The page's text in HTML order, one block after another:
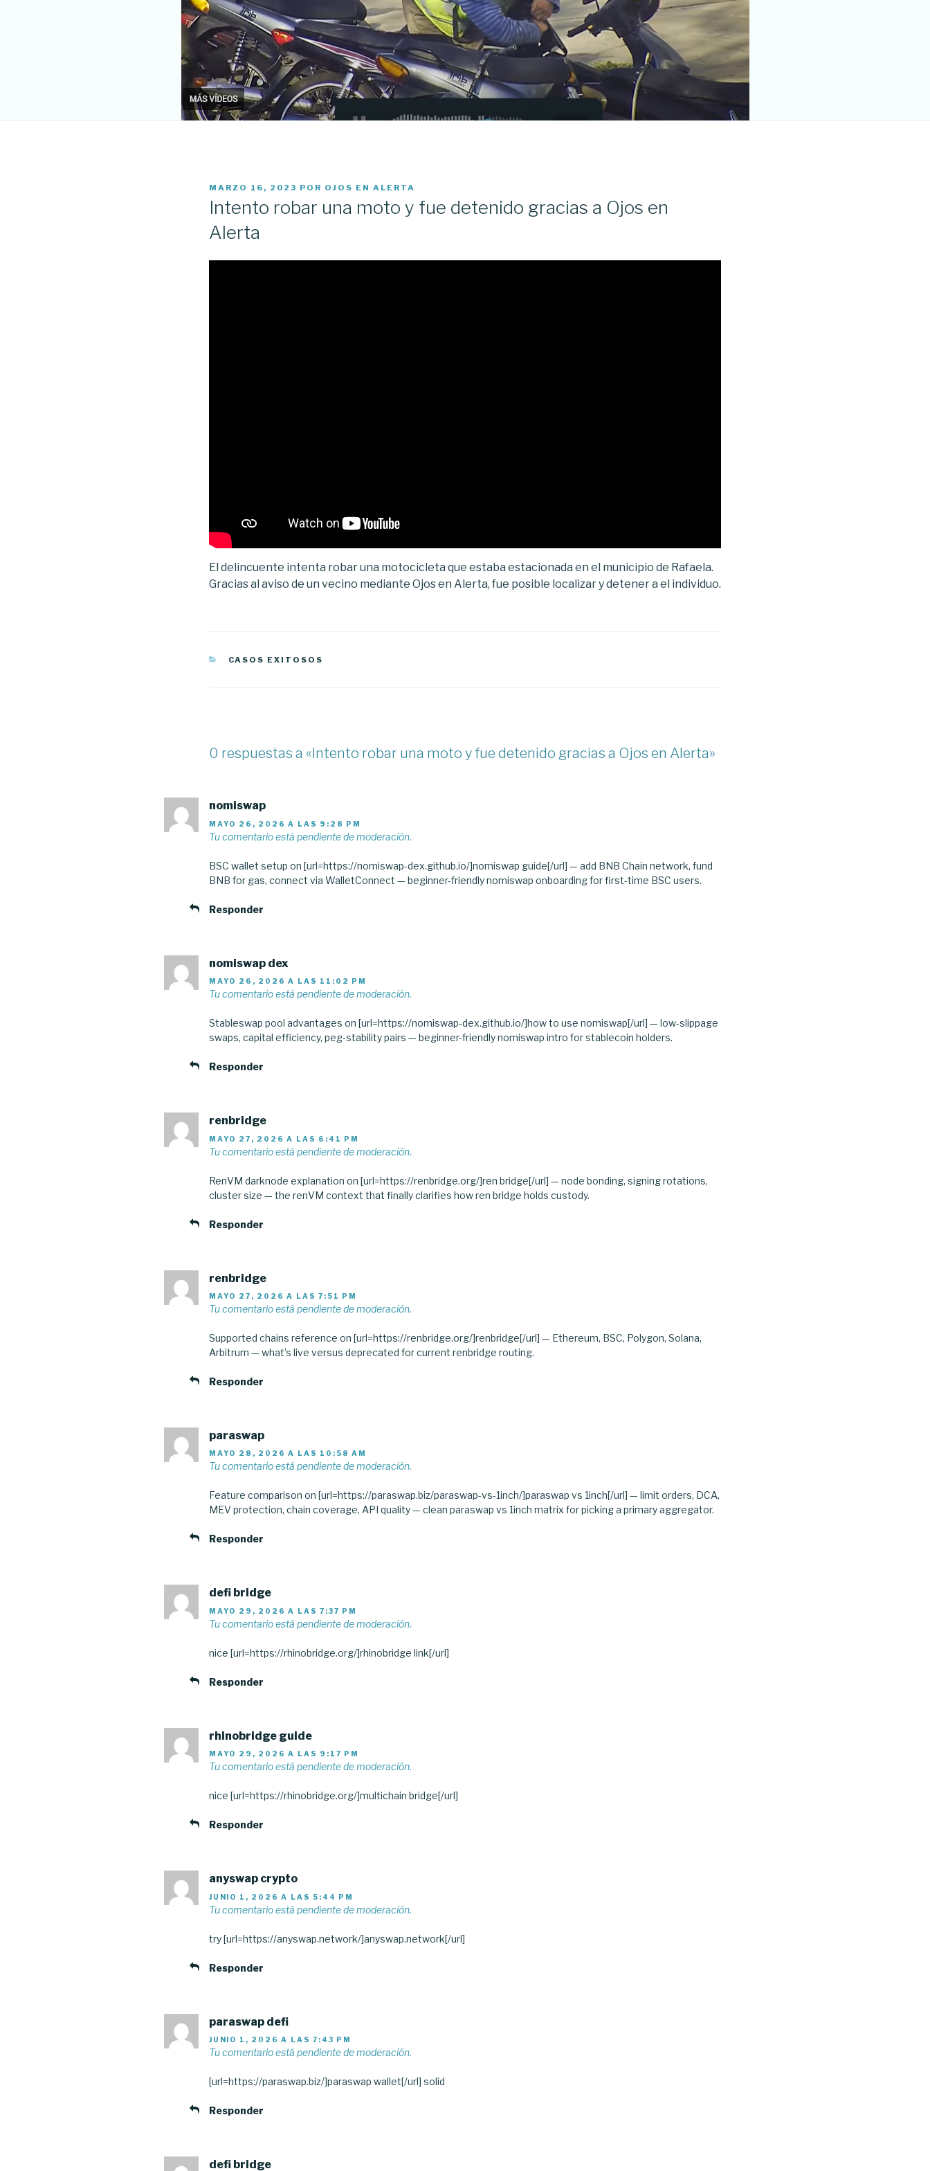
PUBLICADO
MARZO 16, 2023 POR OJOS EN ALERTA
Intento robar una moto y fue detenido gracias a Ojos en
Alerta
El delincuente intenta robar una motocicleta que estaba estacionada en el municipio de Rafaela.
Gracias al aviso de un vecino mediante Ojos en Alerta, fue posible localizar y detener a el individuo.
CATEGORÍAS
CASOS EXITOSOS
0 respuestas a «Intento robar una moto y fue detenido gracias a Ojos en Alerta»
nomiswap
MAYO 26, 2026 A LAS 9:28 PM
Tu comentario está pendiente de moderación.
BSC wallet setup on [url=https://nomiswap-dex.github.io/]nomiswap guide[/url] — add BNB Chain network, fund
BNB for gas, connect via WalletConnect — beginner-friendly nomiswap onboarding for first-time BSC users.
Responder
nomiswap dex
MAYO 26, 2026 A LAS 11:02 PM
Tu comentario está pendiente de moderación.
Stableswap pool advantages on [url=https://nomiswap-dex.github.io/]how to use nomiswap[/url] — low-slippage
swaps, capital efficiency, peg-stability pairs — beginner-friendly nomiswap intro for stablecoin holders.
Responder
renbridge
MAYO 27, 2026 A LAS 6:41 PM
Tu comentario está pendiente de moderación.
RenVM darknode explanation on [url=https://renbridge.org/]ren bridge[/url] — node bonding, signing rotations,
cluster size — the renVM context that finally clarifies how ren bridge holds custody.
Responder
renbridge
MAYO 27, 2026 A LAS 7:51 PM
Tu comentario está pendiente de moderación.
Supported chains reference on [url=https://renbridge.org/]renbridge[/url] — Ethereum, BSC, Polygon, Solana,
Arbitrum — what’s live versus deprecated for current renbridge routing.
Responder
paraswap
MAYO 28, 2026 A LAS 10:58 AM
Tu comentario está pendiente de moderación.
Feature comparison on [url=https://paraswap.biz/paraswap-vs-1inch/]paraswap vs 1inch[/url] — limit orders, DCA,
MEV protection, chain coverage, API quality — clean paraswap vs 1inch matrix for picking a primary aggregator.
Responder
defi bridge
MAYO 29, 2026 A LAS 7:37 PM
Tu comentario está pendiente de moderación.
nice [url=https://rhinobridge.org/]rhinobridge link[/url]
Responder
rhinobridge guide
MAYO 29, 2026 A LAS 9:17 PM
Tu comentario está pendiente de moderación.
nice [url=https://rhinobridge.org/]multichain bridge[/url]
Responder
anyswap crypto
JUNIO 1, 2026 A LAS 5:44 PM
Tu comentario está pendiente de moderación.
try [url=https://anyswap.network/]anyswap.network[/url]
Responder
paraswap defi
JUNIO 1, 2026 A LAS 7:43 PM
Tu comentario está pendiente de moderación.
[url=https://paraswap.biz/]paraswap wallet[/url] solid
Responder
defi bridge